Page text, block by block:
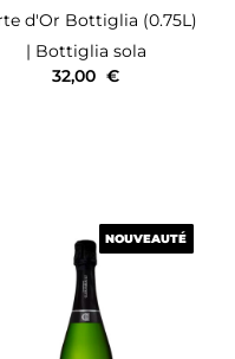
d'Or Bottiglia (0.75L)
| Bottiglia sola
32,00 €
NOUVEAUTÉ
NOUVEAUTÉ